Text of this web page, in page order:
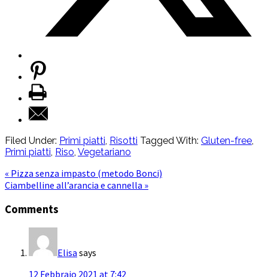
Filed Under: Primi piatti, Risotti Tagged With: Gluten-free,
Primi piatti, Riso, Vegetariano
« Pizza senza impasto (metodo Bonci)
Ciambelline all’arancia e cannella »
Comments
Elisa says
12 Febbraio 2021 at 7:42